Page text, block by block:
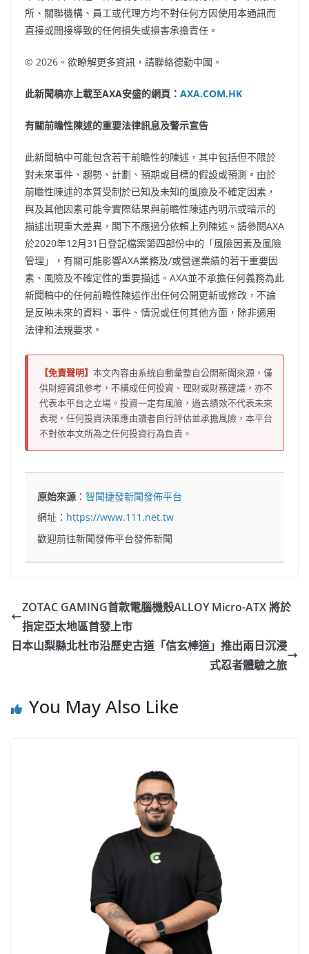
所、關聯機構、員工或代理方均不對任何方因使用本通訊而
直接或間接導致的任何損失或損害承擔責任。
© 2026。欲瞭解更多資訊，請聯絡德勤中國。
此新聞稿亦上載至AXA安盛的網頁： AXA.COM.HK
有關前瞻性陳述的重要法律訊息及警示宣告
此新聞稿中可能包含若干前瞻性的陳述，其中包括但不限於
對未來事件、趨勢、計劃、預期或目標的假設或預測。由於
前瞻性陳述的本質受制於已知及未知的風險及不確定因素，
與及其他因素可能令實際結果與前瞻性陳述內明示或暗示的
描述出現重大差異，閣下不應過分依賴上列陳述。請參閱AXA
於2020年12月31日登記檔案第四部份中的「風險因素及風險
管理」，有關可能影響AXA業務及/或營運業績的若干重要因
素、風險及不確定性的重要描述。AXA並不承擔任何義務為此
新聞稿中的任何前瞻性陳述作出任何公開更新或修改，不論
是反映未來的資料、事件、情況或任何其他方面，除非適用
法律和法規要求。
【免責聲明】 本文內容由系統自動彙整自公開新聞來源，僅
供財經資訊參考，不構成任何投資、理財或財務建議，亦不
代表本平台之立場。投資一定有風險，過去績效不代表未來
表現，任何投資決策應由讀者自行評估並承擔風險，本平台
不對依本文所為之任何投資行為負責。
原始來源 ：智聞捷發新聞發佈平台
網址： https://www.111.net.tw
歡迎前往新聞發佈平台發佈新聞
ZOTAC GAMING首款電腦機殼ALLOY Micro-ATX 將於
指定亞太地區首發上市
日本山梨縣北杜市沿歷史古道「信玄棒道」推出兩日沉浸
式忍者體驗之旅
You May Also Like